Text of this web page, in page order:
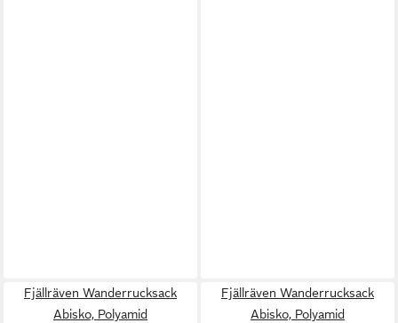
Fjällräven Wanderrucksack
Abisko, Polyamid
Fjällräven Wanderrucksack
Abisko, Polyamid